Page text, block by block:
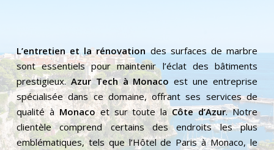
L’entretien et la rénovationdes surfaces de marbre
sont essentiels pour maintenir l’éclat des bâtiments
prestigieux. Azur Tech à Monaco est une entreprise
spécialisée dans ce domaine, offrant ses services de
qualité à Monacoet sur toute laCôte d’Azur. Notre
clientèle comprend certains des endroits les plus
emblématiques, tels que l’Hôtel de Paris à Monaco, le